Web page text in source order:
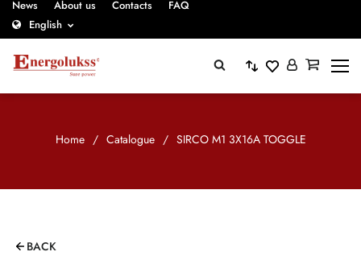
News About us Contacts
FAQ
English
Home / Catalogue / SIRCO M1 3X16A TOGGLE
BACK